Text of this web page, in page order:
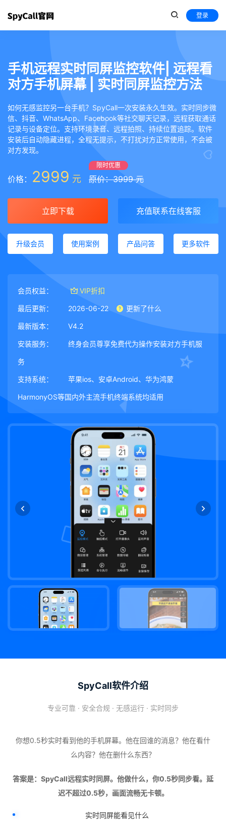
登录
手机远程实时同屏监控软件| 远程看
对方手机屏幕 | 实时同屏监控方法
如何无感监控另一台手机？SpyCall一次安装永久生效。实时同步微
信、抖音、WhatsApp、Facebook等社交聊天记录，远程获取通话
记录与设备定位。支持环境录音、远程拍照、持续位置追踪。软件
安装后自动隐藏进程，全程无提示，不打扰对方正常使用，不会被
对方发现。
价格： 2999 元
限时优惠
原价：3999 元
立即下载 充值联系在线客服
升级会员 使用案例 产品问答 更多软件
会员权益： VIP折扣
最后更新： 2026-06-22 更新了什么
最新版本： V4.2
安装服务： 终身会员尊享免费代为操作安装对方手机服
务
支持系统： 苹果ios、安卓Android、华为鸿蒙
HarmonyOS等国内外主流手机终端系统均适用
SpyCall软件介绍
专业可靠 · 安全合规 · 无感运行 · 实时同步
你想0.5秒实时看到他的手机屏幕。他在回谁的消息？他在看什
么内容？他在删什么东西？
答案是：SpyCall远程实时同屏。他做什么，你0.5秒同步看。延
迟不超过0.5秒，画面流畅无卡顿。
实时同屏能看见什么